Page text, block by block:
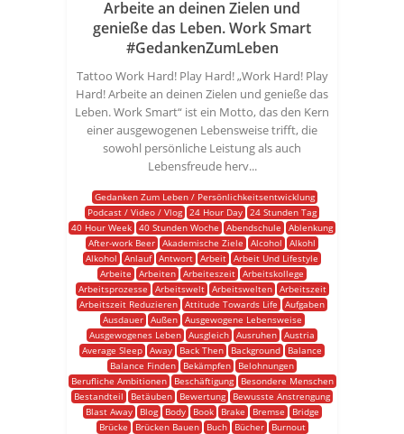
Arbeite an deinen Zielen und
genieße das Leben. Work Smart
#GedankenZumLeben
Tattoo Work Hard! Play Hard! „Work Hard! Play
Hard! Arbeite an deinen Zielen und genieße das
Leben. Work Smart“ ist ein Motto, das den Kern
einer ausgewogenen Lebensweise trifft, die
sowohl persönliche Leistung als auch
Lebensfreude herv...
Gedanken Zum Leben / Persönlichkeitsentwicklung
Podcast / Video / Vlog 24 Hour Day 24 Stunden Tag
40 Hour Week 40 Stunden Woche Abendschule
Ablenkung
After-work Beer Akademische Ziele Alcohol
Alkohl
Alkohol
Anlauf Antwort Arbeit Arbeit Und Lifestyle
Arbeite
Arbeiten Arbeiteszeit Arbeitskollege
Arbeitsprozesse
Arbeitswelt Arbeitswelten
Arbeitszeit
Arbeitszeit Reduzieren Attitude Towards Life
Aufgaben
Ausdauer
Außen
Ausgewogene Lebensweise
Ausgewogenes Leben Ausgleich Ausruhen Austria
Average Sleep Away Back Then Background
Balance
Balance Finden
Bekämpfen
Belohnungen
Berufliche Ambitionen
Beschäftigung
Besondere Menschen
Bestandteil
Betäuben Bewertung
Bewusste Anstrengung
Blast Away
Blog Body Book Brake Bremse
Bridge
Brücke
Brücken Bauen Buch Bücher
Burnout